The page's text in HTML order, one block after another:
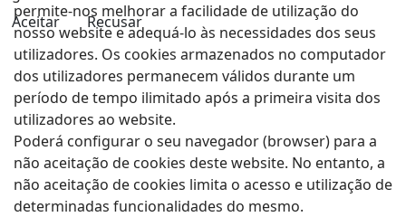
permite-nos melhorar a facilidade de utilização do
nosso website e adequá-lo às necessidades dos seus
utilizadores. Os cookies armazenados no computador
dos utilizadores permanecem válidos durante um
período de tempo ilimitado após a primeira visita dos
utilizadores ao website.
Poderá configurar o seu navegador (browser) para a
não aceitação de cookies deste website. No entanto, a
não aceitação de cookies limita o acesso e utilização de
determinadas funcionalidades do mesmo.
Aceitar
Recusar